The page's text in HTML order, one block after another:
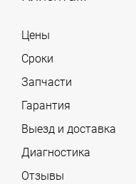
Цены
Сроки
Запчасти
Гарантия
Выезд и доставка
Диагностика
Отзывы